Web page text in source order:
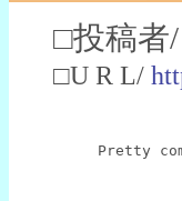
□投稿者/
□U R L/
Pretty